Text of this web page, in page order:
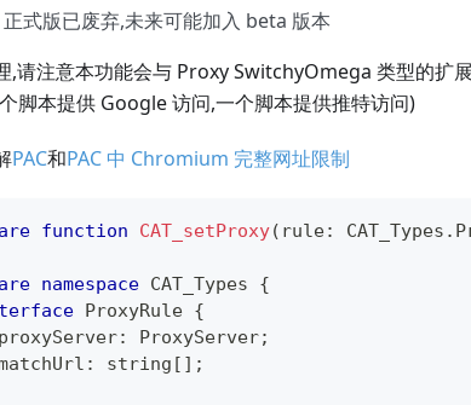
式版已废弃,未来可能加入 beta 版本
,请注意本功能会与 Proxy SwitchyOmega 类型的扩
脚本提供 Google 访问,一个脚本提供推特访问)
PAC和PAC 中 Chromium 完整网址限制
function CAT_setProxy( rule: CAT_Types .
namespace CAT_Types {
ProxyRule {
: ProxyServer;
: string [ ] ;